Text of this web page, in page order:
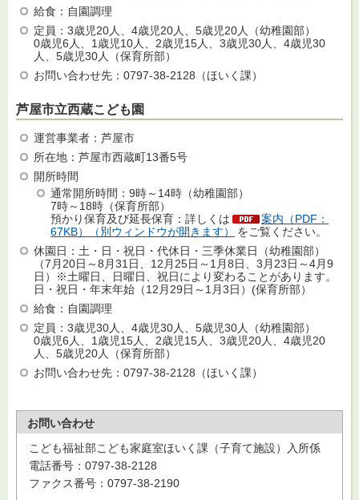
給食：自園調理
定員：3歳児20人、4歳児20人、5歳児20人（幼稚園部）
0歳児6人、1歳児10人、2歳児15人、3歳児30人、4歳児30
人、5歳児30人（保育所部）
お問い合わせ先：0797-38-2128（ほいく課）
芦屋市立西蔵こども園
運営事業者：芦屋市
所在地：芦屋市西蔵町13番5号
開所時間
通常開所時間：9時～14時（幼稚園部）
7時～18時（保育所部）
預かり保育及び延長保育：詳しくは
案内（PDF：
67KB）（別ウィンドウが開きます）
をご覧ください。
休園日：土・日・祝日・代休日・三季休業日（幼稚園部）
（7月20日～8月31日、12月25日～1月8日、3月23日～4月9
日）※土曜日、日曜日、祝日により変わることがあります。
日・祝日・年末年始（12月29日～1月3日）(保育所部）
給食：自園調理
定員：3歳児30人、4歳児30人、5歳児30人（幼稚園部）
0歳児6人、1歳児15人、2歳児15人、3歳児20人、4歳児20
人、5歳児20人（保育所部）
お問い合わせ先：0797-38-2128（ほいく課）
お問い合わせ
こども福祉部こども家庭室ほいく課（子育て施設）入所係
電話番号：0797-38-2128
ファクス番号：0797-38-2190